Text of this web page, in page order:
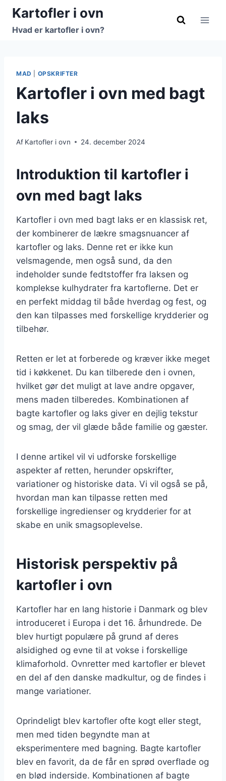
Fortsæt
indhold
Kartofler i ovn
Hvad er kartofler i ovn?
MAD OPSKRIFTER
Kartofler i ovn med bagt
laks
Af Kartofler i ovn 24. december 2024
Introduktion til kartofler i
ovn med bagt laks
Kartofler i ovn med bagt laks er en klassisk ret,
der kombinerer de lækre smagsnuancer af
kartofler og laks. Denne ret er ikke kun
velsmagende, men også sund, da den
indeholder sunde fedtstoffer fra laksen og
komplekse kulhydrater fra kartoflerne. Det er
en perfekt middag til både hverdag og fest, og
den kan tilpasses med forskellige krydderier og
tilbehør.
Retten er let at forberede og kræver ikke meget
tid i køkkenet. Du kan tilberede den i ovnen,
hvilket gør det muligt at lave andre opgaver,
mens maden tilberedes. Kombinationen af
bagte kartofler og laks giver en dejlig tekstur
og smag, der vil glæde både familie og gæster.
I denne artikel vil vi udforske forskellige
aspekter af retten, herunder opskrifter,
variationer og historiske data. Vi vil også se på,
hvordan man kan tilpasse retten med
forskellige ingredienser og krydderier for at
skabe en unik smagsoplevelse.
Historisk perspektiv på
kartofler i ovn
Kartofler har en lang historie i Danmark og blev
introduceret i Europa i det 16. århundrede. De
blev hurtigt populære på grund af deres
alsidighed og evne til at vokse i forskellige
klimaforhold. Ovnretter med kartofler er blevet
en del af den danske madkultur, og de findes i
mange variationer.
Oprindeligt blev kartofler ofte kogt eller stegt,
men med tiden begyndte man at
eksperimentere med bagning. Bagte kartofler
blev en favorit, da de får en sprød overflade og
en blød inderside. Kombinationen af bagte